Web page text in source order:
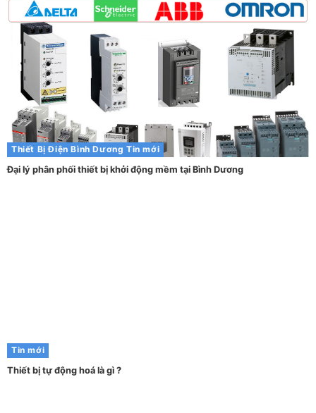
Thiết Bị Điện Bình Dương Tin mới
Đại lý phân phối thiết bị khởi động mềm tại Bình Dương
Tin mới
Thiết bị tự động hoá là gì ?